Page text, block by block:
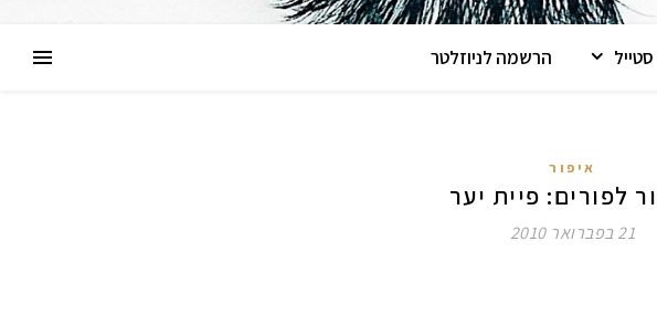
סטייל הרשמה לניוזלטר
איפור
לפורים: פיית יער
21 בפברואר 2010